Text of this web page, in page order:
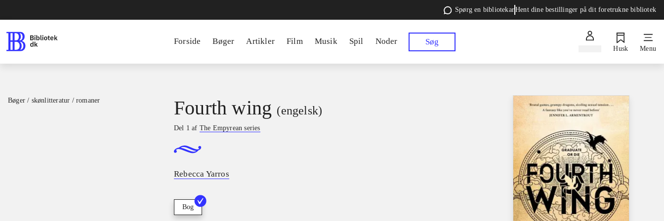
Spørg en bibliotekarHent dine bestillinger på dit foretrukne bibliotek
Forside Bøger Artikler Film Musik Spil Noder Søg
Husk Menu
Bøger / skønlitteratur / romaner Fourth wing (engelsk)
Del 1 af The Empyrean series
Rebecca Yarros
Bog